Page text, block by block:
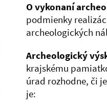
O vykonaní
podmienky
archeologických
Archeologický
krajskému
úrad rozhodne, či
je: